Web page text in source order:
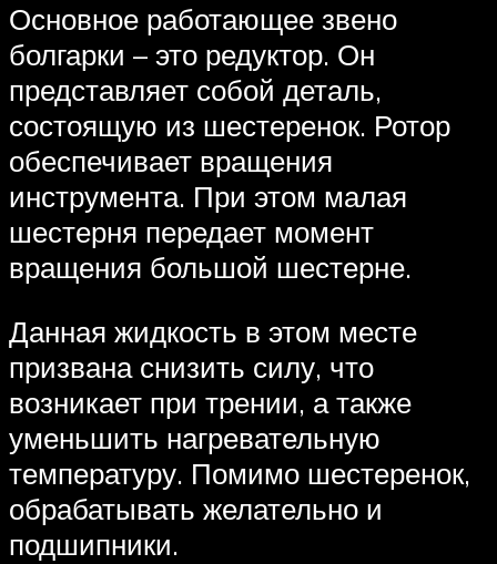
Основное работающее звено
болгарки – это редуктор. Он
представляет собой деталь,
состоящую из шестеренок. Ротор
обеспечивает вращения
инструмента. При этом малая
шестерня передает момент
вращения большой шестерне.
Данная жидкость в этом месте
призвана снизить силу, что
возникает при трении, а также
уменьшить нагревательную
температуру. Помимо шестеренок,
обрабатывать желательно и
подшипники.